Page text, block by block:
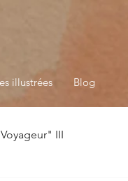
illustrées Blog
III